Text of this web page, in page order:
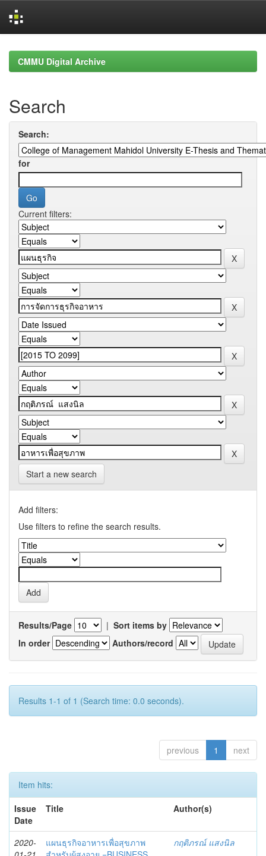
navigationCMMU Digital Archive
Search
Search:
for
Current filters:
Start a new search
Add filters:
Use filters to refine the search results.
Results/Page | Sort items by
In order
Authors/record
Results 1-1 of 1 (Search time: 0.0 seconds).
previous 1 next
Item hits:
Issue
Date
Title Author(s)
2020-
แผนธุรกิจอาหารเพื่อสุขภาพ
กฤติภรณ์ แสงนิล